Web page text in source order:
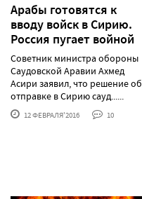
Арабы готовятся к
вводу войск в Сирию.
Россия пугает войной
Советник министра обороны
Саудовской Аравии Ахмед
Асири заявил, что решение об
отправке в Сирию сауд......
12 ФЕВРАЛЯ'2016 10